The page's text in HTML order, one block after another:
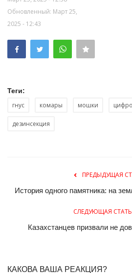
Обновленный: Март 25,
2025 - 12:43
Теги:
гнус комары мошки
дезинсекция
ПРЕДЫДУЩАЯ
История одного памятника: на
СЛЕДУЮЩАЯ
Казахстанцев призвали не
КАКОВА ВАША РЕАКЦИЯ?